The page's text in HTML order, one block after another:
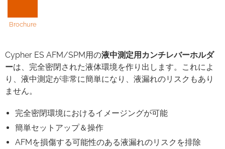
Brochure
Cypher ES AFM/SPM用の液中測定用カンチレバーホルダ
ーは、完全密閉された液体環境を作り出します。これによ
り、液中測定が非常に簡単になり、液漏れのリスクもあり
ません。
完全密閉環境におけるイメージングが可能
簡単セットアップ＆操作
AFMを損傷する可能性のある液漏れのリスクを排除